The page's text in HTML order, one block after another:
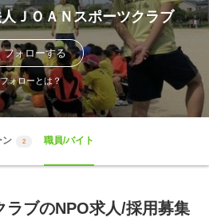
ＪＯＡＮスポーツクラブ
フォローする
フォローとは？
ン 2 職員/バイト
ラブのNPO求人/採用募集